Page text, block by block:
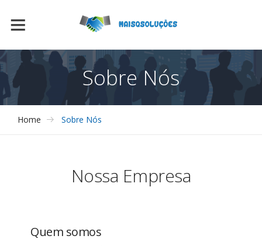
Sobre Nós
Home Sobre Nós
Nossa Empresa
Quem somos